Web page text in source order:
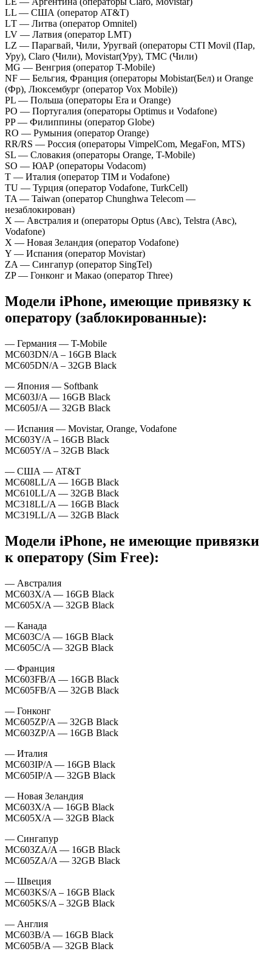
LL — США (оператор AT&T)
LТ — Литва (оператор Omnitel)
LV — Латвия (оператор LMT)
LZ — Парагвай, Чили, Уругвай (операторы CTI Movil (Пар,
Уру), Claro (Чили), Movistar(Уру), TMC (Чили)
MG — Венгрия (оператор T-Mobile)
NF — Бельгия, Франция (операторы Mobistar(Бел) и Orange
(Фр), Люксембург (оператор Vox Mobile))
PL — Польша (операторы Era и Orange)
PO — Португалия (операторы Optimus и Vodafone)
PP — Филиппины (оператор Globe)
RO — Румыния (оператор Orange)
RR/RS — Россия (операторы VimpelCom, MegaFon, MTS)
SL — Словакия (операторы Orange, T-Mobile)
SO — ЮАР (операторы Vodacom)
T — Италия (оператор TIM и Vodafone)
TU — Турция (оператор Vodafone, TurkCell)
TA — Taiwan (оператор Chunghwa Telecom —
незаблокирован)
X — Австралия и (операторы Optus (Авс), Telstra (Авс),
Vodafone)
X — Новая Зеландия (оператор Vodafone)
Y — Испания (оператор Movistar)
ZA — Сингапур (оператор SingTel)
ZP — Гонконг и Макао (оператор Three)
Модели iPhone, имеющие привязку к
оператору (заблокированные):
— Германия — T-Mobile
MC603DN/A – 16GB Black
MC605DN/A – 32GB Black
— Япония — Softbank
MC603J/A — 16GB Black
MC605J/A — 32GB Black
— Испания — Movistar, Orange, Vodafone
MC603Y/A – 16GB Black
MC605Y/A – 32GB Black
— США — AT&T
MC608LL/A — 16GB Black
MC610LL/A — 32GB Black
MC318LL/A — 16GB Black
MC319LL/A — 32GB Black
Модели iPhone, не имеющие привязки
к оператору (Sim Free):
— Австралия
MC603X/A — 16GB Black
MC605X/A — 32GB Black
— Канада
MC603C/A — 16GB Black
MC605C/A — 32GB Black
— Франция
MC603FB/A — 16GB Black
MC605FB/A — 32GB Black
— Гонконг
MC605ZP/A — 32GB Black
MC603ZP/A — 16GB Black
— Италия
MC603IP/A — 16GB Black
MC605IP/A — 32GB Black
— Новая Зеландия
MC603X/A — 16GB Black
MC605X/A — 32GB Black
— Сингапур
MC603ZA/A — 16GB Black
MC605ZA/A — 32GB Black
— Швеция
MC603KS/A – 16GB Black
MC605KS/A – 32GB Black
— Англия
MC603B/A — 16GB Black
MC605B/A — 32GB Black